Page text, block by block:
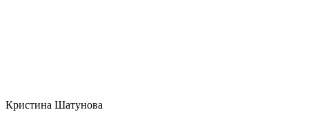
Кристина Шатунова